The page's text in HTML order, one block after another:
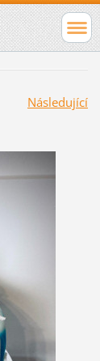
Následující